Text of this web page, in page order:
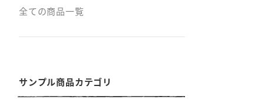
全ての商品一覧
サンプル商品カテゴリ